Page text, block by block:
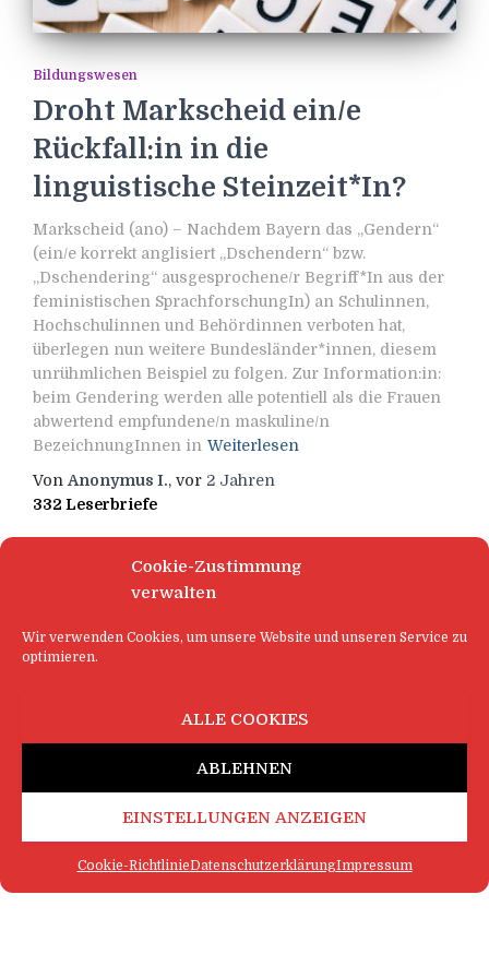
Cookie-Zustimmung
verwalten
Wir verwenden Cookies, um unsere Website und unseren Service zu
optimieren.
ALLE COOKIES
ABLEHNEN
EINSTELLUNGEN ANZEIGEN
Cookie-RichtlinieDatenschutzerklärungImpressum
Bildungswesen
Droht Markscheid ein/e
Rückfall:in in die
linguistische Steinzeit*In?
Markscheid (ano) – Nachdem Bayern das „Gendern“
(ein/e korrekt anglisiert „Dschendern“ bzw.
„Dschendering“ ausgesprochene/r Begriff*In aus der
feministischen SprachforschungIn) an Schulinnen,
Hochschulinnen und Behördinnen verboten hat,
überlegen nun weitere Bundesländer*innen, diesem
unrühmlichen Beispiel zu folgen. Zur Information:in:
beim Gendering werden alle potentiell als die Frauen
abwertend empfundene/n maskuline/n
BezeichnungInnen in Weiterlesen
Von Anonymus I., vor 2 Jahren
332 Leserbriefe